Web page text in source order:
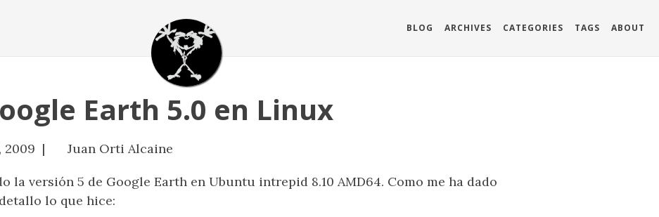
BLOG ARCHIVES CATEGORIES TAGS ABOUT
Earth 5.0 en Linux
2009 | Juan Orti Alcaine
la versión 5 de Google Earth en Ubuntu intrepid 8.10 AMD64. Como me ha dado
lo que hice: